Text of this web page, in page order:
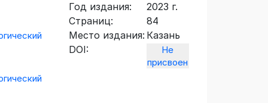
Год издания:
2023 г.
Страниц:
84
Место издания: Казань
DOI:
Не
присвоен